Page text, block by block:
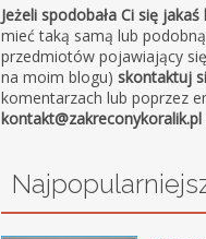
Jeżeli spodobała Ci się
mieć taką samą lub
przedmiotów pojawiający
na moim blogu)skontaktuj
komentarzach lub poprzez
kontakt@zakreconykoralik.pl